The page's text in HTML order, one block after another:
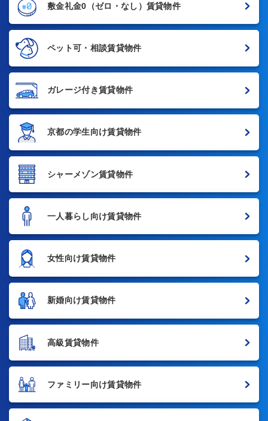
敷金礼金0 （ゼロ・なし）賃貸物件
ペット可・相談賃貸物件
ガレージ付き賃貸物件
京都の学生向け賃貸物件
シャーメゾン賃貸物件
一人暮らし向け賃貸物件
女性向け賃貸物件
新婚向け賃貸物件
高級賃貸物件
ファミリー向け賃貸物件